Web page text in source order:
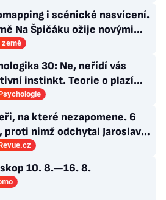
i scénické nasvícení.
Na Špičáku ožije novými
země
30: Ne, neřídí vás
instinkt. Teorie o plazím
jen dokonalá výmluva
na které nezapomene. 6
proti nimž odchytal Jaroslav
nejvíc zápasů v kariéře
10. 8.—16. 8.